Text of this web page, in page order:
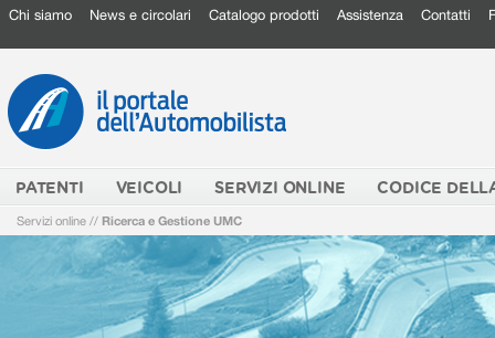
Chi siamo News e circolari Catalogo prodotti Assistenza Contatti
PATENTI VEICOLI SERVIZI ONLINE CODICE
Servizi online // Ricerca e Gestione UMC